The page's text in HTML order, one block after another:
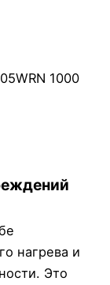
1000
нагрева и
Это